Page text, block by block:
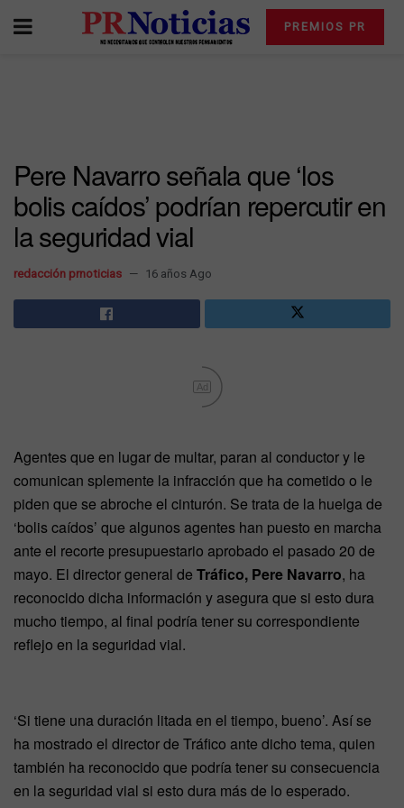
PREMIOS PR
Pere Navarro señala que ‘los
bolis caídos’ podrían repercutir en
la seguridad vial
redacción prnoticias 16 años Ago
Ad
Agentes que en lugar de multar, paran al conductor y le
comunican splemente la infracción que ha cometido o le
piden que se abroche el cinturón. Se trata de la huelga de
‘bolis caídos’ que algunos agentes han puesto en marcha
ante el recorte presupuestario aprobado el pasado 20 de
mayo. El director general de Tráfico, Pere Navarro, ha
reconocido dicha información y asegura que si esto dura
mucho tiempo, al final podría tener su correspondiente
reflejo en la seguridad vial.
‘Si tiene una duración litada en el tiempo, bueno’. Así se
ha mostrado el director de Tráfico ante dicho tema, quien
también ha reconocido que podría tener su consecuencia
en la seguridad vial si esto dura más de lo esperado.